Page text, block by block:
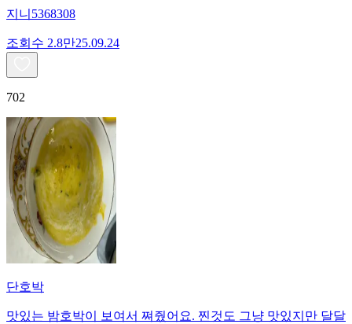
지니5368308
조회수 2.8만25.09.24
702
단호박
맛있는 밤호박이 보여서 쪄줬어요. 찐것도 그냥 맛있지만 달달